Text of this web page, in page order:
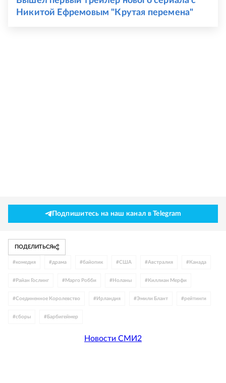
Никитой Ефремовым "Крутая перемена"
Подпишитесь на наш канал в Telegram
ПОДЕЛИТЬСЯ
#комедия # драма #байопик #США #Австралия # Канада
# Райан Гослинг # Марго Робби # Ноланы # Киллиан Мерфи
#Соединенное Королевство # Ирландия #Эмили Блант #рейтинги
#сборы # Барбигеймер
Новости СМИ2